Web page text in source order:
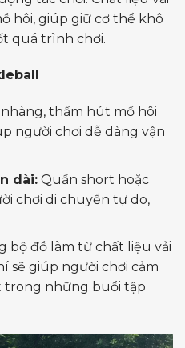
hôi, giúp giữ cơ thể khô
quá trình chơi.
thấm hút mồ hôi
người chơi dễ dàng vận
dài:Quần short hoặc
chơi di chuyển tự do,
bộ đồ làm từ chất liệu vải
sẽ giúp người chơi cảm
trong những buổi tập